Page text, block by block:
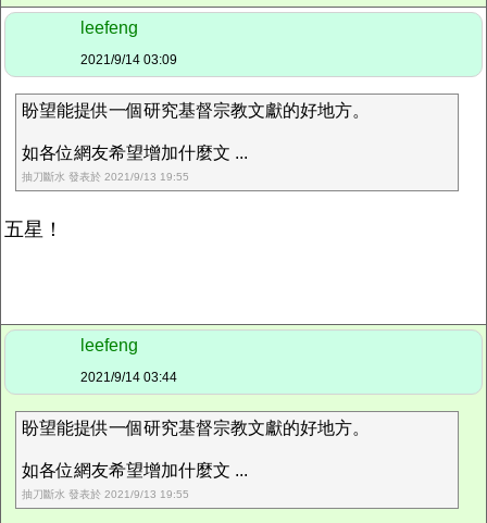
leefeng
2021/9/14 03:09
盼望能提供一個研究基督宗教文獻的好地方。
如各位網友希望增加什麼文 ...
抽刀斷水 發表於 2021/9/13 19:55
五星！
leefeng
2021/9/14 03:44
盼望能提供一個研究基督宗教文獻的好地方。
如各位網友希望增加什麼文 ...
抽刀斷水 發表於 2021/9/13 19:55